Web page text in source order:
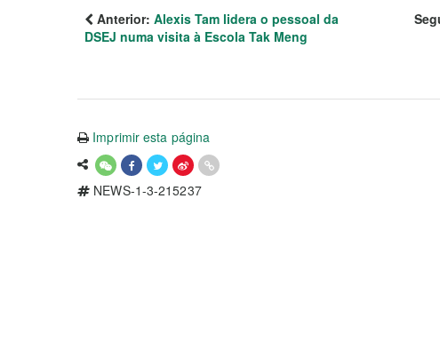
Anterior: Alexis Tam lidera o pessoal da
DSEJ numa visita à Escola Tak Meng
Imprimir esta página
NEWS-1-3-215237